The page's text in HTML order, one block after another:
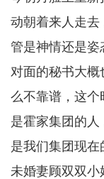
动朝着来人走去
管是神情还是姿
对面的秘书大概
么不靠谱，这个
是霍家集团的
是我们集团现
未婚妻顾双双小